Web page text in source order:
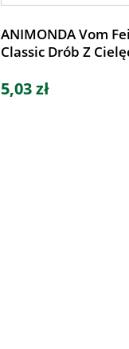
ANIMONDA Vom
Classic Drób Z
5,03 zł